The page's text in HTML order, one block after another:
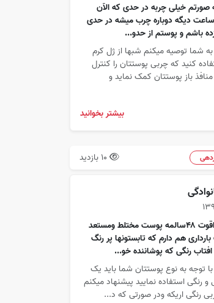
۲۵ سالمه صورتم خیلی چربه در حدی که الآن
دیگه دوباره چرب میشه در حدی
باشم و پوستم از حدو...
شما توصیه میکنم شبها از ژل کرم
کنید که چربی پوستتان را کنترل
باز پوستتان کمک نماید و
بیشتر بخوانید
سلام دکتر جان خداقوت ۴۸سالمه پوست مختلط ومستعد
هم دارم که تابستونها پر رنگ
رنگی که پوشاننده خو...
توجه به نوع پوستتان شما باید یک
رنگی استفاده نمایید پیشنهاد میکنم
رنگی اریکه ودر صورتی که د...